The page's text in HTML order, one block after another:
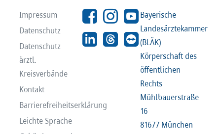
Impressum
Datenschutz
Datenschutz
ärztl.
Kreisverbände
Kontakt
Barrierefreiheitserklärung
Leichte Sprache
Bayerische
Landesärztekammer
(BLÄK)
Körperschaft des
öffentlichen
Rechts
Mühlbauerstraße
16
81677 München